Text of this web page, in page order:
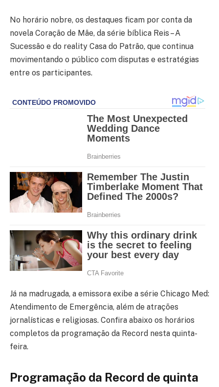
No horário nobre, os destaques ficam por conta da
novela Coração de Mãe, da série bíblica Reis – A
Sucessão e do reality Casa do Patrão, que continua
movimentando o público com disputas e estratégias
entre os participantes.
Já na madrugada, a emissora exibe a série Chicago Med:
Atendimento de Emergência, além de atrações
jornalísticas e religiosas. Confira abaixo os horários
completos da programação da Record nesta quinta-
feira.
Programação da Record de quinta